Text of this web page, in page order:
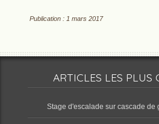
Publication : 1 mars 2017
ARTICLES LES PLUS
Stage d'escalade sur cascade de